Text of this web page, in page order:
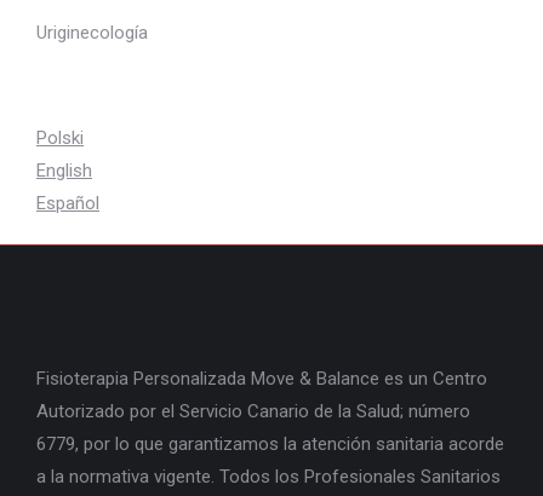
Uriginecología
Polski
English
Español
Fisioterapia Personalizada Move & Balance es un Centro
Autorizado por el Servicio Canario de la Salud; número
6779, por lo que garantizamos la atención sanitaria acorde
a la normativa vigente. Todos los Profesionales Sanitarios